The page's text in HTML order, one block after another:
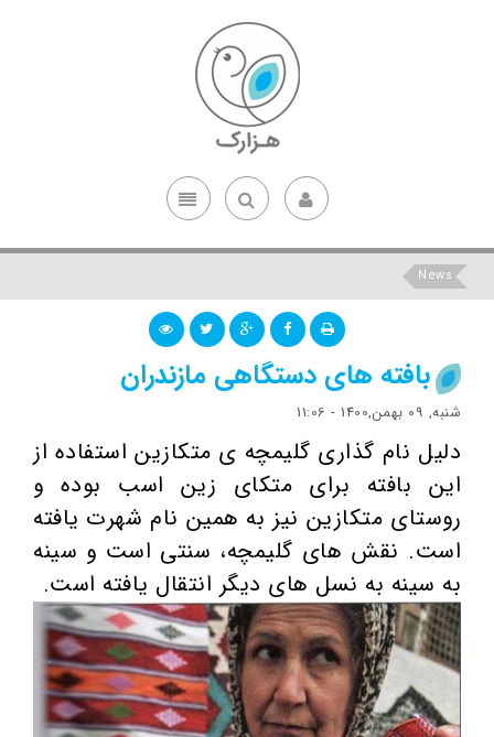
News
بافته های دستگاهی مازندران
شنبه, 09 بهمن,1400 - 11:06
دلیل نام گذاری گلیمچه ی متکازین استفاده از
این بافته برای متکای زین اسب بوده و
روستای متکازین نیز به همین نام شهرت یافته
است. نقش های گلیمچه، سنتی است و سینه
به سینه به نسل های دیگر انتقال یافته است.